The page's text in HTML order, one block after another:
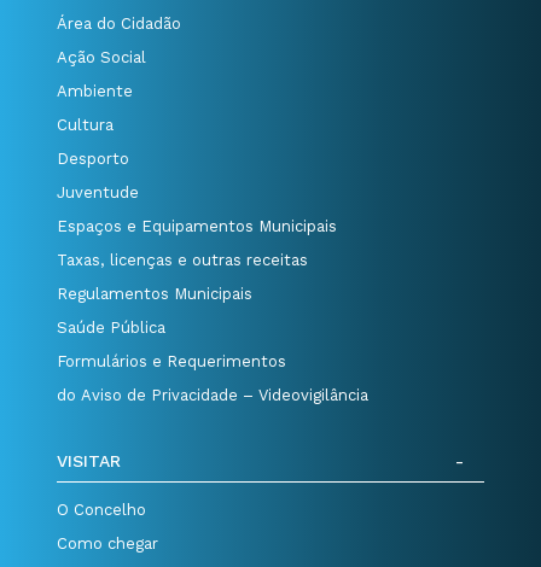
Área do Cidadão
Ação Social
Ambiente
Cultura
Desporto
Juventude
Espaços e Equipamentos Municipais
Taxas, licenças e outras receitas
Regulamentos Municipais
Saúde Pública
Formulários e Requerimentos
do Aviso de Privacidade – Videovigilância
VISITAR
O Concelho
Como chegar